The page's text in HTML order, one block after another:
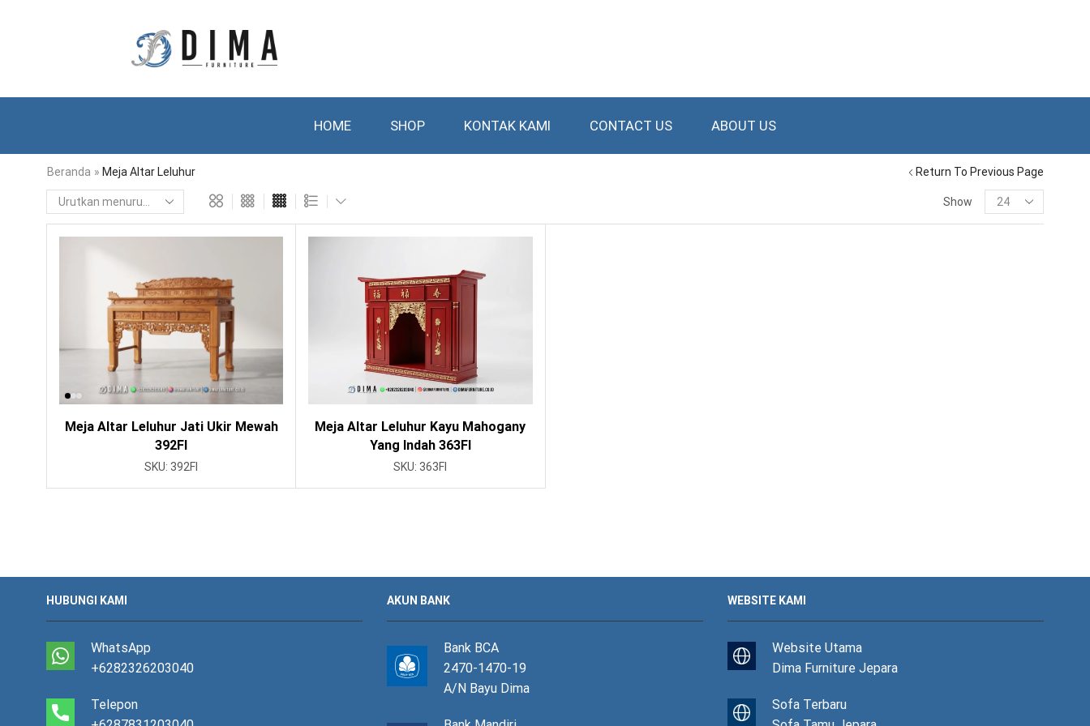
HOME SHOP KONTAK KAMI CONTACT US ABOUT US
Return To Previous Page
Beranda » Meja Altar Leluhur
Show
Meja Altar Leluhur Jati Ukir Mewah
392FI
SKU:392FI
Meja Altar Leluhur Kayu Mahogany
Yang Indah 363FI
SKU:363FI
HUBUNGI KAMI
WhatsApp
+6282326203040
Telepon
AKUN BANK
Bank BCA
2470-1470-19
A/N Bayu Dima
WEBSITE KAMI
Website Utama
Dima Furniture Jepara
Sofa Terbaru